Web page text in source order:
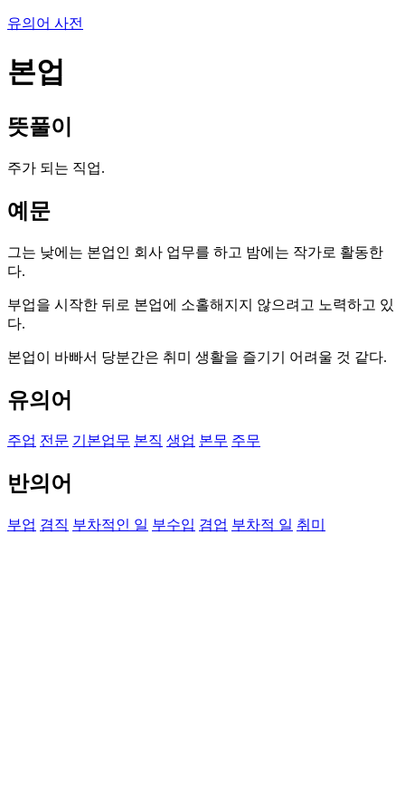
유의어 사전
본업
뜻풀이
주가 되는 직업.
예문
그는 낮에는 본업인 회사 업무를 하고 밤에는 작가로 활동한
다.
부업을 시작한 뒤로 본업에 소홀해지지 않으려고 노력하고 있
다.
본업이 바빠서 당분간은 취미 생활을 즐기기 어려울 것 같다.
유의어
주업 전문 기본업무 본직 생업 본무 주무
반의어
부업 겸직 부차적인 일 부수입 겸업 부차적 일 취미